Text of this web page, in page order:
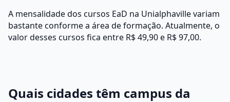
A mensalidade dos cursos EaD na Unialphaville variam
bastante conforme a área de formação. Atualmente, o
valor desses cursos fica entre R$ 49,90 e R$ 97,00.
Quais cidades têm campus da